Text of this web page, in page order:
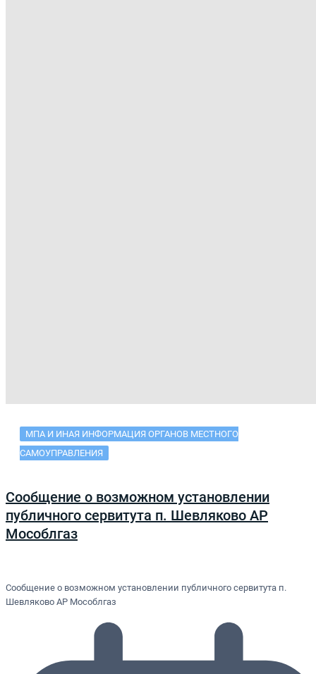
МПА И ИНАЯ ИНФОРМАЦИЯ ОРГАНОВ МЕСТНОГО
САМОУПРАВЛЕНИЯ
Сообщение о возможном установлении
публичного сервитута п. Шевляково АР
Мособлгаз
Сообщение о возможном установлении публичного сервитута п.
Шевляково АР Мособлгаз